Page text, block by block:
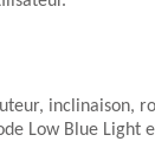
Low Blue Light